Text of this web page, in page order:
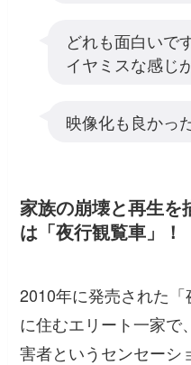
どれも面白いで
イヤミスな感じ
映像化も良かっ
家族の崩壊と再生を
は「夜行観覧車」！
2010年に発売された
に住むエリート一家で
害者というセンセーシ